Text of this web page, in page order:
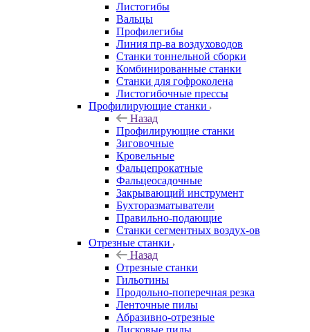
Листогибы
Вальцы
Профилегибы
Линия пр-ва воздуховодов
Станки тоннельной сборки
Комбинированные станки
Станки для гофроколена
Листогибочные прессы
Профилирующие станки
Назад
Профилирующие станки
Зиговочные
Кровельные
Фальцепрокатные
Фальцеосадочные
Закрывающий инструмент
Бухторазматыватели
Правильно-подающие
Станки сегментных воздух-ов
Отрезные станки
Назад
Отрезные станки
Гильотины
Продольно-поперечная резка
Ленточные пилы
Абразивно-отрезные
Дисковые пилы